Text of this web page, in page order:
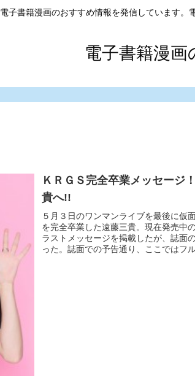
電子書籍漫画のおすすめ情報を発信しています。
電子書籍漫画
ＫＲＧＳ完全卒業メッセー
貴へ!!
５月３日のワンマンライブを最後に仮
を完全卒業した遠藤三貴。現在発売中
ラストメッセージを掲載したが、誌面
った。誌面での予告通り、ここではフ